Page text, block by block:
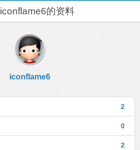
iconflame6的资料
iconflame6
2
0
2